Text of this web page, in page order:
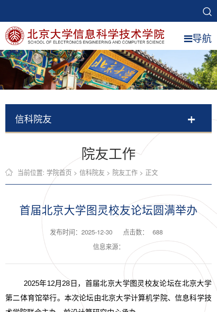
导航
信科院友
院友工作
当前位置:学院首页 >信科院友 > 院友工作 > 正文
首届北京大学图灵校友论坛圆满举办
发布时间：2025-12-30 点击数：
688
信息来源：
2025年12月28日，首届北京大学图灵校友论坛在北京大学
第二体育馆举行。本次论坛由北京大学计算机学院、信息科学技